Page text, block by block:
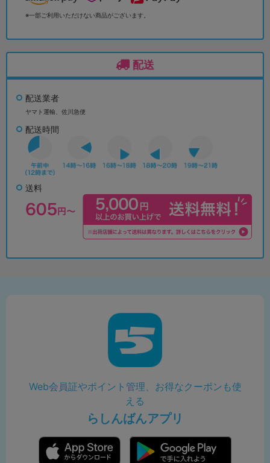
※一部ご利用いただけない商品がございます。
配送
配送業者
ヤマト運輸、佐川急便
配送時間
送料
Web会員証やポイント管理、お得なクーポンも使
える
らしんばんアプリ